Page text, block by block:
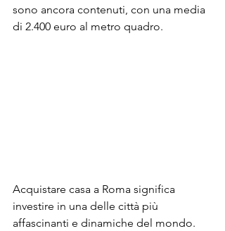
sono ancora contenuti, con una media
di 2.400 euro al metro quadro.
Acquistare casa a Roma significa
investire in una delle città più
affascinanti e dinamiche del mondo.